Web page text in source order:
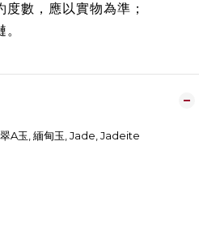
數，應以實物為準；